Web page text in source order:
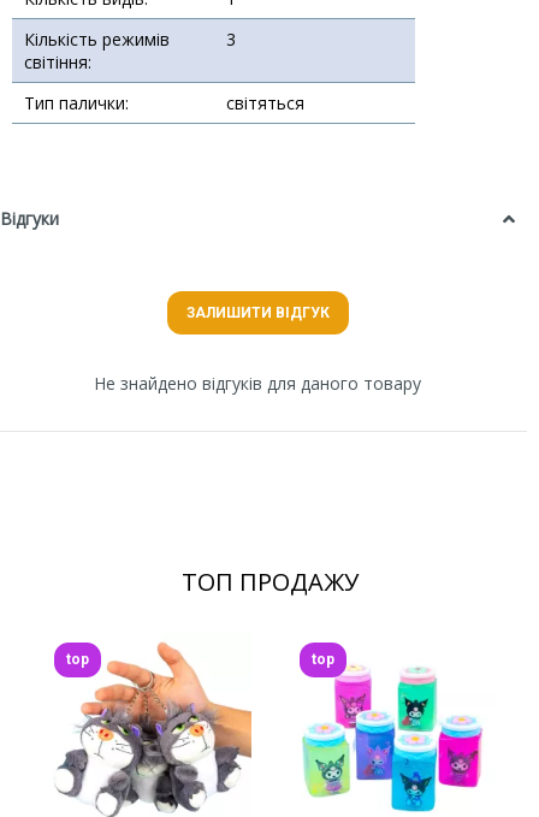
Кількість режимів
світіння:
3
Тип палички: світяться
Відгуки
ЗАЛИШИТИ ВІДГУК
Не знайдено відгуків для даного товару
ТОП ПРОДАЖУ
top top